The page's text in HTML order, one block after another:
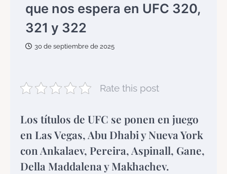
que nos espera en UFC 320,
321 y 322
30 de septiembre de 2025
Rate this post
Los títulos de UFC se ponen en juego
en Las Vegas, Abu Dhabi y Nueva York
con Ankalaev, Pereira, Aspinall, Gane,
Della Maddalena y Makhachev.